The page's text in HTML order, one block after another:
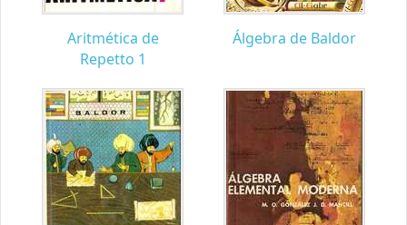
Aritmética de
Repetto 1
Álgebra de Baldor